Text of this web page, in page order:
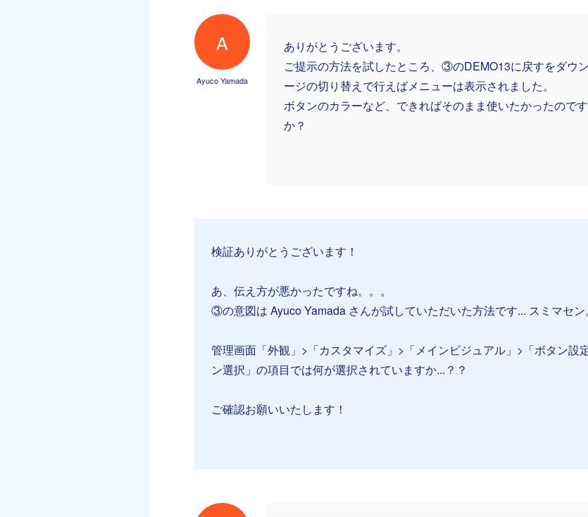
A
Ayuco Yamada
ありがとうございます。
ご提示の方法を試したところ、③のDEMO13に戻すをダウ
ージの切り替えで行えばメニューは表示されました。
ボタンのカラーなど、できればそのまま使いたかったので
か？
検証ありがとうございます！
あ、伝え方が悪かったですね。。。
③の意図は Ayuco Yamada さんが試していただいた方法です... スミマセン
管理画面「外観」>「カスタマイズ」>「メインビジュアル」>「ボタン設
ン選択」の項目では何が選択されていますか...？？
ご確認お願いいたします！